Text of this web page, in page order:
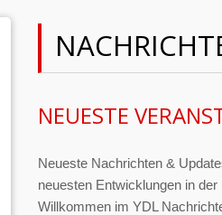
NEUESTE
Neueste Nachrichten &
neuesten Entwicklungen in
Willkommen im YDL